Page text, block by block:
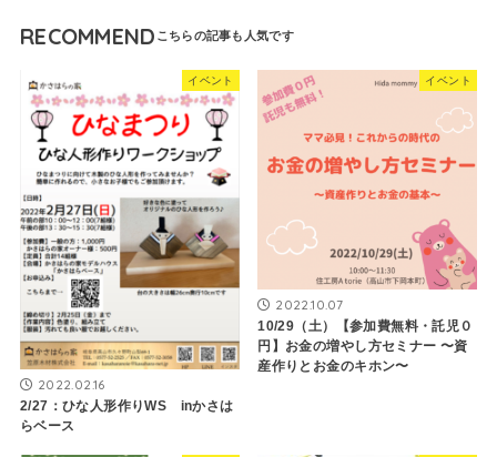
RECOMMEND
イベント
2022.02.16
2/27：ひな人形作りWS inかさは
らベース
イベント
2022.10.07
10/29（土）【参加費無料・託児０
円】お金の増やし方セミナー 〜資
産作りとお金のキホン〜